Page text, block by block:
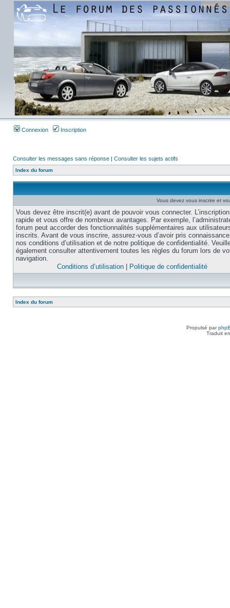
Connexion Inscription
Consulter les messages sans réponse | Consulter les sujets actifs
Index du forum
Vous devez vous inscrire et
Vous devez être inscrit(e) avant de pouvoir vous connecter.
rapide et vous offre de nombreux avantages. Par exemple,
forum peut accorder des fonctionnalités supplémentaires aux
inscrits. Avant de vous inscrire, assurez-vous d’avoir pris
nos conditions d’utilisation et de notre politique de confidentialité.
également consulter attentivement toutes les règles du forum lors de
navigation.
Conditions d’utilisation
Politique de confidentialité
Index du forum
Propulsé par
Traduit